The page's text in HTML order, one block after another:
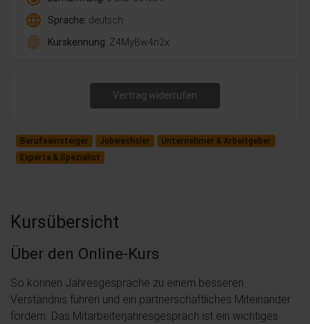
language Sprache: deutsch
fingerprint Kurskennung: Z4MyBw4n2x
Vertrag widerrufen
Berufseinsteiger Jobwechsler
Unternehmer & Arbeitgeber
Experte & Spezialist
Kursübersicht
Über den Online-Kurs
So können Jahresgespräche zu einem besseren
Verständnis führen und ein partnerschaftliches Miteinander
fördern. Das Mitarbeiterjahresgespräch ist ein wichtiges